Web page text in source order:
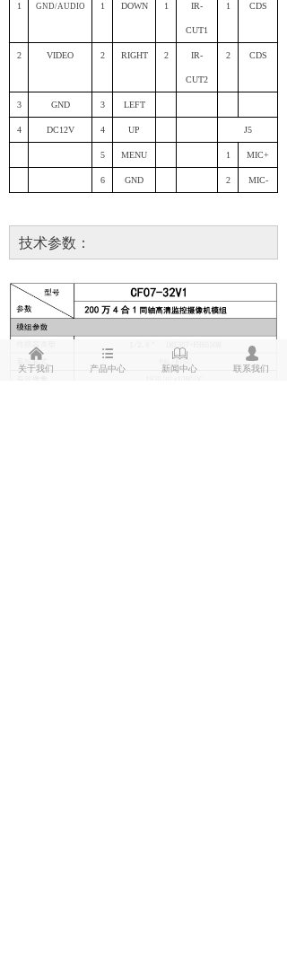
낀
关于我们
뀑
产品中心
ꁡ
新闻中心
넙
联系我们
1 GND/AUDIO 1 DOWN 1 IR-
CUT1
1 CDS
2 VIDEO 2 RIGHT 2 IR-
CUT2
2 CDS
3 GND 3 LEFT
4 DC12V 4 UP J5
5 MENU 1 MIC+
6 GND 2 MIC-
技术参数：